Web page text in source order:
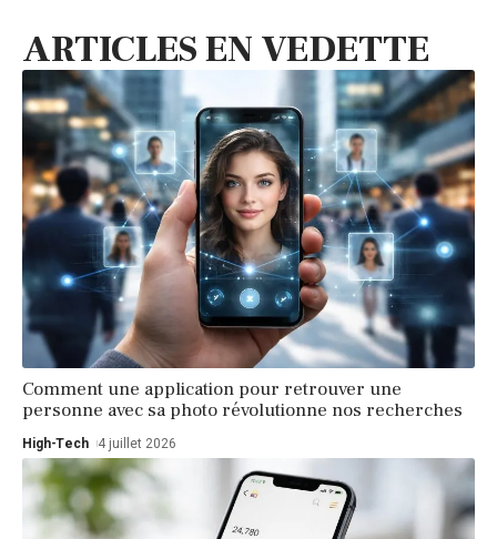
ARTICLES EN VEDETTE
Comment une application pour retrouver une
personne avec sa photo révolutionne nos recherches
High-Tech 4 juillet 2026